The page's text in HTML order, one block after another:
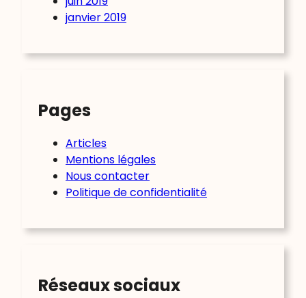
janvier 2019
Pages
Articles
Mentions légales
Nous contacter
Politique de confidentialité
Réseaux sociaux